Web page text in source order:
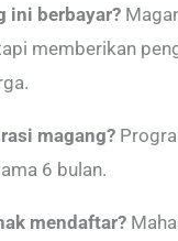
ini berbayar?
memberikan
magang?
6 bulan.
mendaftar?